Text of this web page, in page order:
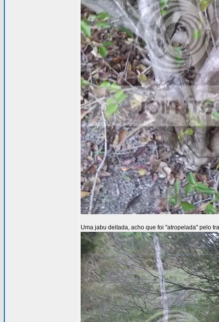
Uma jabu deitada, acho que foi "atropelada" pelo